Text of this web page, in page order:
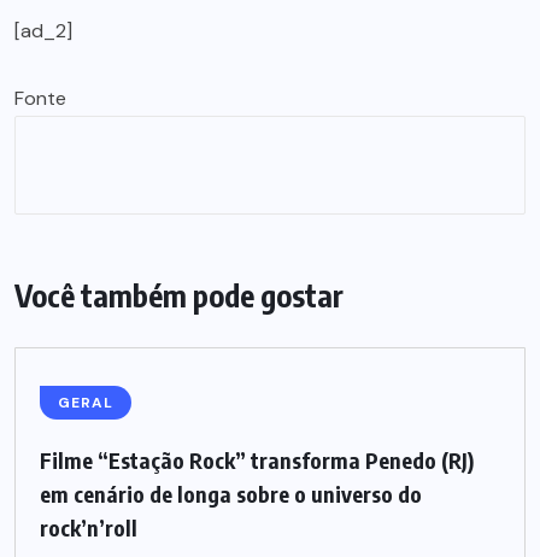
[ad_2]
Fonte
Você também pode gostar
GERAL
Filme “Estação Rock” transforma Penedo (RJ)
em cenário de longa sobre o universo do
rock’n’roll